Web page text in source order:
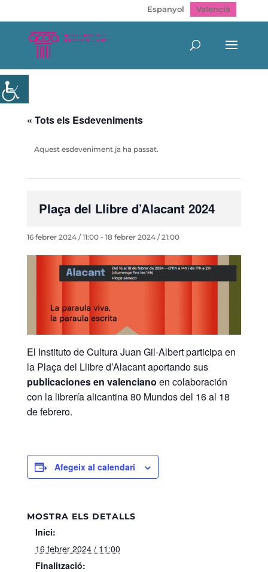
Espanyol Valencià
« Tots els Esdeveniments
Aquest esdeveniment ja ha passat.
Plaça del Llibre d’Alacant 2024
16 febrer 2024 / 11:00- 18 febrer 2024 / 21:00
El Instituto de Cultura Juan Gil-Albert participa en
la Plaça del Llibre d’Alacant aportando sus
publicaciones en valenciano en colaboración
con la librería alicantina 80 Mundos del 16 al 18
de febrero.
Afegeix al calendari
MOSTRA ELS DETALLS
Inici:
16 febrer 2024 / 11:00
Finalització: